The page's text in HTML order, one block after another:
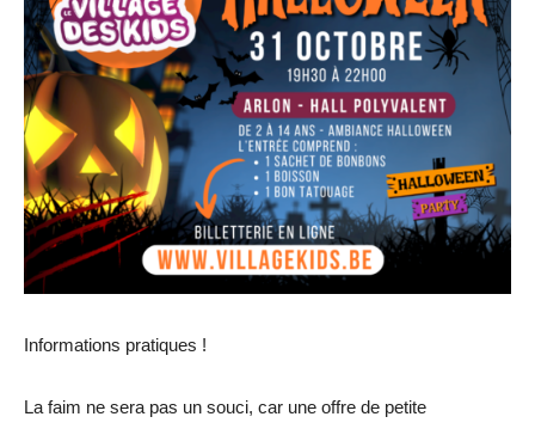
Informations pratiques !
La faim ne sera pas un souci, car une offre de petite